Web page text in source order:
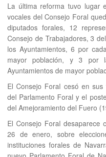
La última reforma tuvo lugar
vocales del Consejo Foral
diputados forales, 12
Consejo de Trabajadores, 3
los Ayuntamientos, 6 por
mayor población, y 3
Ayuntamientos de mayor
El Consejo Foral cesó en
del Parlamento Foral y el
del Amejoramiento del Fuero
El Consejo Foral desaparece
26 de enero, sobre
instituciones forales de